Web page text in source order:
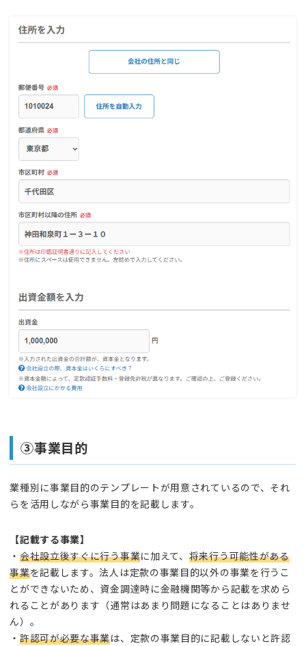
③事業目的
業種別に事業目的のテンプレートが用意されているので、それ
らを活用しながら事業目的を記載します。
【記載する事業】
・ 会社設立後すぐに行う事業に加えて、 将来行う可能性がある
事業を記載します。法人は定款の事業目的以外の事業を行うこ
とができないため、資金調達時に金融機関等から記載を求めら
れることがあります（通常はあまり問題になることはありませ
ん）。
・ 許認可が必要な事業は、定款の事業目的に記載しないと許認